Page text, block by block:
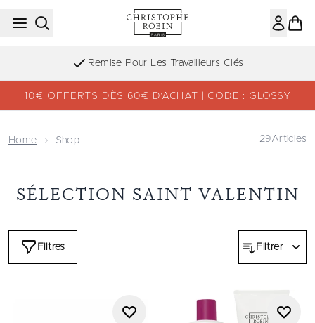
Passer au contenu principal
Remise Pour Les Travailleurs Clés
10€ OFFERTS DÈS 60€ D’ACHAT | CODE : GLOSSY
Home Shop 29Articles
SÉLECTION SAINT VALENTIN
Filtres Filtrer